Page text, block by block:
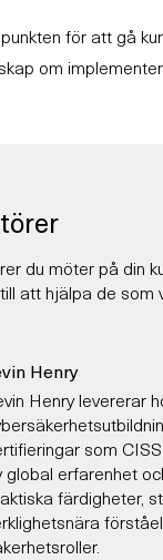
för att gå
om
du möter på din
att hjälpa de som
Henry
Henry levererar
som
global erfarenhet
färdigheter,